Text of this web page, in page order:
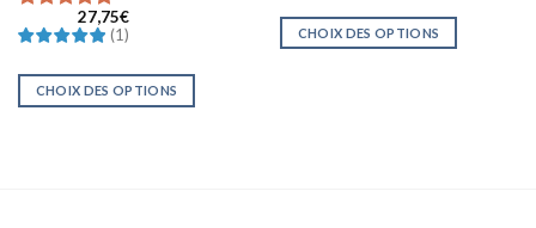
Note
5.0000000000000000
27,75€
(1)
CHOIX DES OPTIONS
CHOIX DES OPTIONS